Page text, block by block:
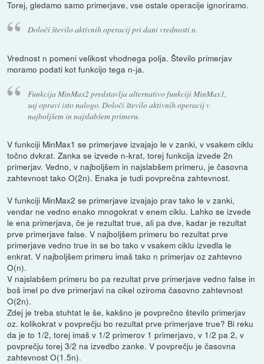
Torej, gledamo samo primerjave, vse ostale operacije ignoriramo.
Določi število aktivnih operacij pri dani vrednosti n.
Vrednost n pomeni velikost vhodnega polja. Število primerjav
moramo podati kot funkcijo tega n-ja.
Funkcija MinMax2 predstavlja alternativo funkciji MinMax1,
saj opravi isto nalogo. Določi število aktivnih operacij v
najboljšem in najslabšem primeru.
V funkciji MinMax1 se primerjave izvajajo le v zanki, v vsakem ciklu
točno dvkrat. Zanka se izvede n-krat, torej funkcija izvede 2n
primerjav. Vedno, v najboljšem in najslabšem primeru, je časovna
zahtevnost tako O(2n). Enaka je tudi povprečna zahtevnost.
V funkciji MinMax2 se primerjave izvajajo prav tako le v zanki,
vendar ne vedno enako mnogokrat v enem ciklu. Lahko se izvede
le ena primerjava, če je rezultat true, ali pa dve, kadar je rezultat
prve primerjave false. V najboljšem primeru bo rezultat prve
primerjave vedno true in se bo tako v vsakem ciklu izvedla le
enkrat. V najboljšem primeru imaš tako n primerjav oz zahtevno
O(n).
V najslabšem primeru bo pa rezultat prve primerjave vedno false in
boš imel po dve primerjavi na cikel oziroma časovno zahtevnost
O(2n).
Zdej je treba stuhtat le še, kakšno je povprečno število primerjav
oz. kolikokrat v povprečju bo rezultat prve primerjave true? Bi reku
da je to 1/2, torej imaš v 1/2 primerov 1 primerjavo, v 1/2 pa 2, v
povprečju torej 3/2 na izvedbo zanke. V povprečju je časovna
zahtevnost O(1.5n).